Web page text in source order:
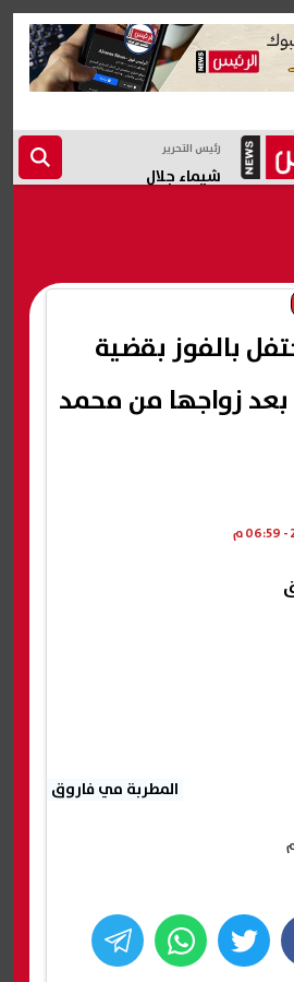
رئيس التحرير
شيماء جلال
بالفوز بقضية
بعد زواجها من محمد
المطربة مي فاروق